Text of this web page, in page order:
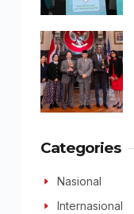
Categories
Nasional
Internasional